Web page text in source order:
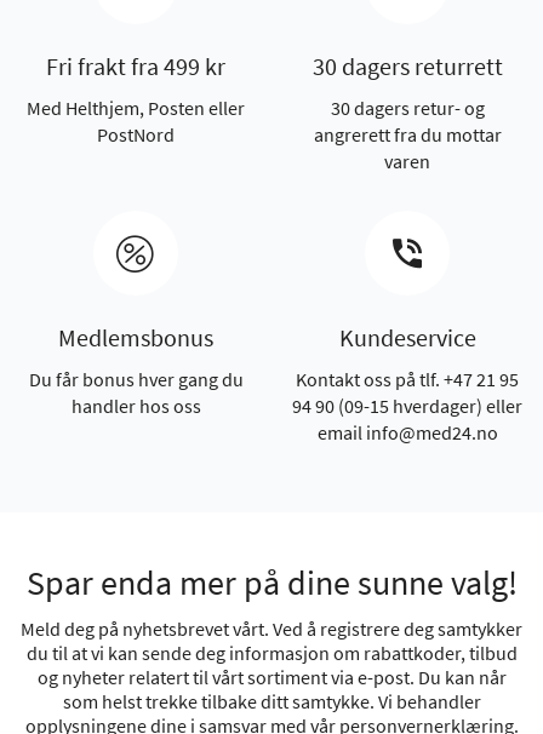
Fri frakt fra 499 kr
Med Helthjem, Posten eller
PostNord
30 dagers returrett
30 dagers retur- og
angrerett fra du mottar
varen
Medlemsbonus
Du får bonus hver gang du
handler hos oss
Kundeservice
Kontakt oss på tlf. +47 21 95
94 90 (09-15 hverdager) eller
email info@med24.no
Spar enda mer på dine sunne valg!
Meld deg på nyhetsbrevet vårt. Ved å registrere deg samtykker
du til at vi kan sende deg informasjon om rabattkoder, tilbud
og nyheter relatert til vårt sortiment via e-post. Du kan når
som helst trekke tilbake ditt samtykke. Vi behandler
opplysningene dine i samsvar med vår personvernerklæring.